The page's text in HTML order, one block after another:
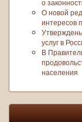
о
О новой
интересов
услуг в
В
населения